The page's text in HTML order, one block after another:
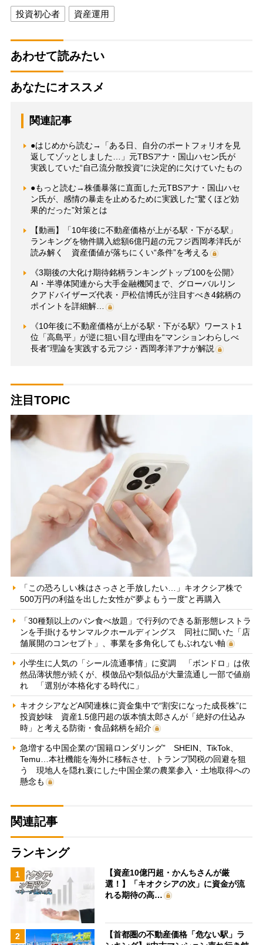
投資初心者 資産運用
あわせて読みたい
あなたにオススメ
関連記事
●はじめから読む→「ある日、自分のポートフォリオを見
返してゾッとしました…」元TBSアナ・国山ハセン氏が
実践していた“自己流分散投資”に決定的に欠けていたもの
●もっと読む→株価暴落に直面した元TBSアナ・国山ハセ
ン氏が、感情の暴走を止めるために実践した“驚くほど効
果的だった”対策とは
【動画】「10年後に不動産価格が上がる駅・下がる駅」
ランキングを物件購入総額6億円超の元フジ西岡孝洋氏が
読み解く 資産価値が落ちにくい“条件”を考える
《3期後の大化け期待銘柄ランキングトップ100を公開》
AI・半導体関連から大手金融機関まで、グローバルリン
クアドバイザーズ代表・戸松信博氏が注目すべき4銘柄の
ポイントを詳細解…
《10年後に不動産価格が上がる駅・下がる駅》ワースト1
位「高島平」が逆に狙い目な理由を“マンションわらしべ
長者”理論を実践する元フジ・西岡孝洋アナが解説
注目TOPIC
「この恐ろしい株はさっさと手放したい…」キオクシア株で
500万円の利益を出した女性が“夢よもう一度”と再購入
「30種類以上のパン食べ放題」で行列のできる新形態レストラ
ンを手掛けるサンマルクホールディングス 同社に聞いた「店
舗展開のコンセプト」、事業を多角化してもぶれない軸
小学生に人気の「シール流通事情」に変調 「ボンドロ」は依
然品薄状態が続くが、模倣品や類似品が大量流通し一部で値崩
れ 「選別が本格化する時代に」
キオクシアなどAI関連株に資金集中で“割安になった成長株”に
投資妙味 資産1.5億円超の坂本慎太郎さんが「絶好の仕込み
時」と考える防衛・食品銘柄を紹介
急増する中国企業の“国籍ロンダリング” SHEIN、TikTok、
Temu…本社機能を海外に移転させ、トランプ関税の回避を狙
う 現地人を隠れ蓑にした中国企業の農業参入・土地取得への
懸念も
関連記事
ランキング
1
【資産10億円超・かんちさんが厳
選！】「キオクシアの次」に資金が流
れる期待の高…
2
【首都圏の不動産価格「危ない駅」ラ